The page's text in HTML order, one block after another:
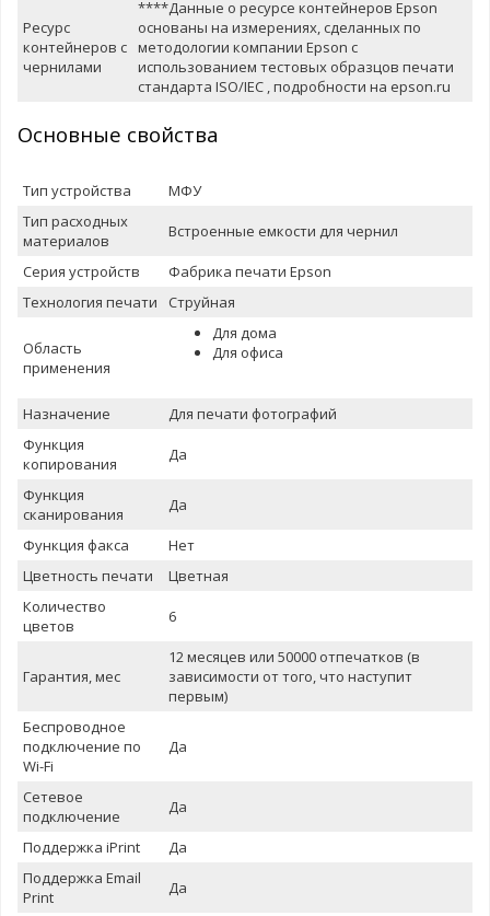
Ресурс
контейнеров с
чернилами
****Данные о ресурсе контейнеров Epson
основаны на измерениях, сделанных по
методологии компании Epson с
использованием тестовых образцов печати
стандарта ISO/IEC , подробности на epson.ru
Основные свойства
Тип устройства
МФУ
Тип расходных
материалов
Встроенные емкости для чернил
Серия устройств
Фабрика печати Epson
Теxнология печати
Струйная
Область
применения
Для дома
Для офиса
Назначение
Для печати фотографий
Функция
копирования
Да
Функция
сканирования
Да
Функция факса
Нет
Цветность печати
Цветная
Количество
цветов
6
Гарантия, мес
12 месяцев или 50000 отпечатков (в
зависимости от того, что наступит
первым)
Беспроводное
подключение по
Wi-Fi
Да
Сетевое
подключение
Да
Поддержка iPrint
Да
Поддержка Email
Print
Да